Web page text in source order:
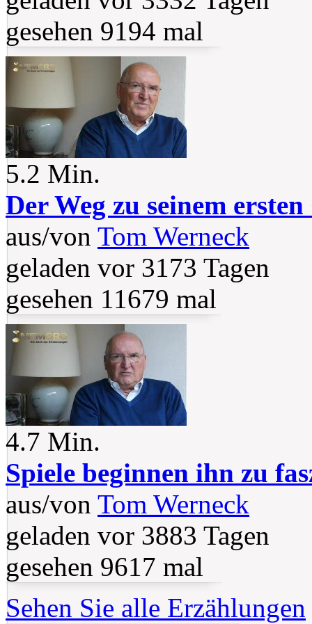
gesehen 9194 mal
5.2 Min.
Der Weg zu seinem
aus/von Tom Werneck
geladen vor 3173 Tagen
gesehen 11679 mal
4.7 Min.
Spiele beginnen ihn zu
aus/von Tom Werneck
geladen vor 3883 Tagen
gesehen 9617 mal
Sehen Sie alle Erzählungen